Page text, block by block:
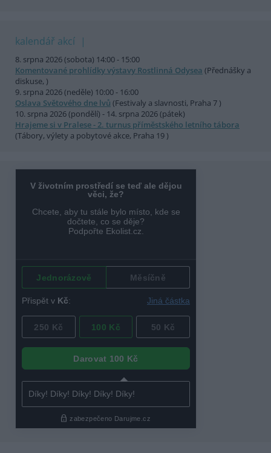
kalendář akcí
8. srpna 2026 (sobota) 14:00 - 15:00
Komentované prohlídky výstavy Rostlinná Odysea (Přednášky a
diskuse, )
9. srpna 2026 (neděle) 10:00 - 16:00
Oslava Světového dne lvů (Festivaly a slavnosti, Praha 7 )
10. srpna 2026 (pondělí) - 14. srpna 2026 (pátek)
Hrajeme si v Pralese - 2. turnus příměstského letního tábora
(Tábory, výlety a pobytové akce, Praha 19 )